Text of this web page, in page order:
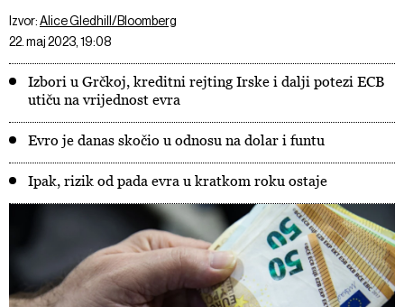
Izvor:Alice Gledhill/Bloomberg
22. maj 2023, 19:08
Izbori u Grčkoj, kreditni rejting Irske i dalji potezi ECB
utiču na vrijednost evra
Evro je danas skočio u odnosu na dolar i funtu
Ipak, rizik od pada evra u kratkom roku ostaje